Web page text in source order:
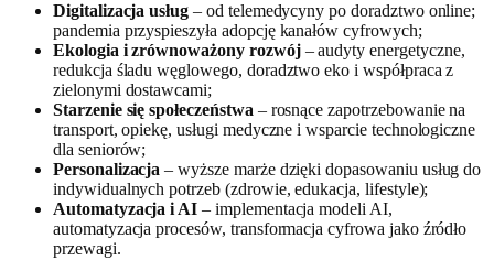
Digitalizacja usług – od telemedycyny po doradztwo online;
pandemia przyspieszyła adopcję kanałów cyfrowych;
Ekologia i zrównoważony rozwój– audyty energetyczne,
redukcja śladu węglowego, doradztwo eko i współpraca z
zielonymi dostawcami;
Starzenie się społeczeństwa – rosnące zapotrzebowanie na
transport, opiekę, usługi medyczne i wsparcie technologiczne
dla seniorów;
Personalizacja – wyższe marże dzięki dopasowaniu usług do
indywidualnych potrzeb (zdrowie, edukacja, lifestyle);
Automatyzacja i AI – implementacja modeli AI,
automatyzacja procesów, transformacja cyfrowa jako źródło
przewagi.